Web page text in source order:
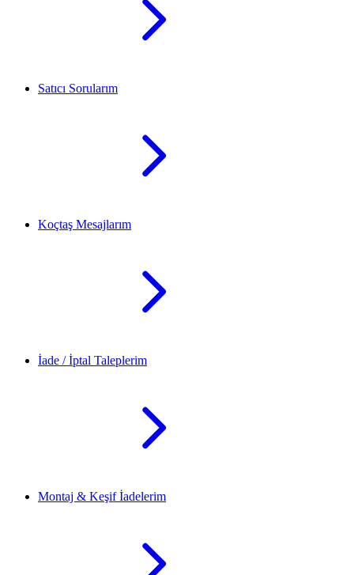
Satıcı Sorularım
Koçtaş Mesajlarım
İade / İptal Taleplerim
Montaj & Keşif İadelerim